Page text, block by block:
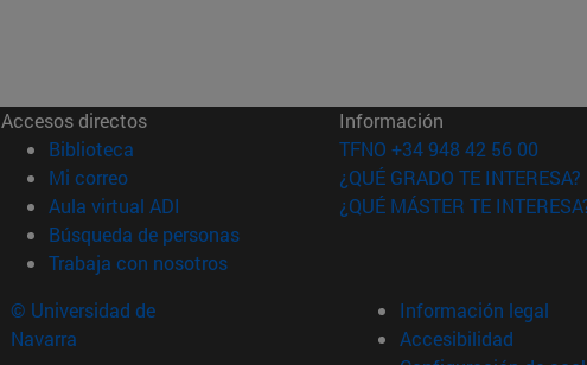
Accesos directos
Biblioteca (abre en nueva ventana)
Mi correo(abre en nueva ventana)
Aula virtual ADI (abre en nueva ventana)
Búsqueda de personas(abre en nueva ventana)
Trabaja con nosotros(abre en nueva ventana)
Información
TFNO +34 948 42 56 00
¿QUÉ GRADO TE INTERESA?
¿QUÉ MÁSTER TE
© Universidad de
Navarra
Información legal
Accesibilidad